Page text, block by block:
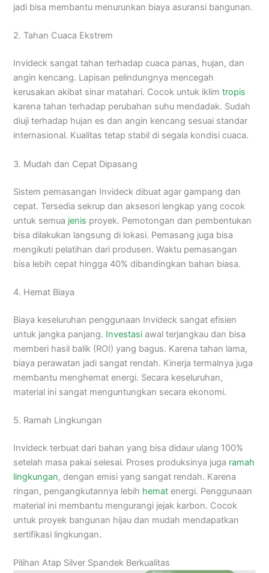
jadi bisa membantu menurunkan biaya asuransi bangunan.
2. Tahan Cuaca Ekstrem
Invideck sangat tahan terhadap cuaca panas, hujan, dan
angin kencang. Lapisan pelindungnya mencegah
kerusakan akibat sinar matahari. Cocok untuk iklimtropis
karena tahan terhadap perubahan suhu mendadak. Sudah
diuji terhadap hujan es dan angin kencang sesuai standar
internasional. Kualitas tetap stabil di segala kondisi cuaca.
3. Mudah dan Cepat Dipasang
Sistem pemasangan Invideck dibuat agar gampang dan
cepat. Tersedia sekrup dan aksesori lengkap yang cocok
untuk semua jenis proyek. Pemotongan dan pembentukan
bisa dilakukan langsung di lokasi. Pemasang juga bisa
mengikuti pelatihan dari produsen. Waktu pemasangan
bisa lebih cepat hingga 40% dibandingkan bahan biasa.
4. Hemat Biaya
Biaya keseluruhan penggunaan Invideck sangat efisien
untuk jangka panjang. Investasi awal terjangkau dan bisa
memberi hasil balik (ROI) yang bagus. Karena tahan lama,
biaya perawatan jadi sangat rendah. Kinerja termalnya juga
membantu menghemat energi. Secara keseluruhan,
material ini sangat menguntungkan secara ekonomi.
5. Ramah Lingkungan
Invideck terbuat dari bahan yang bisa didaur ulang 100%
setelah masa pakai selesai. Proses produksinya juga ramah
lingkungan, dengan emisi yang sangat rendah. Karena
ringan, pengangkutannya lebih hemat energi. Penggunaan
material ini membantu mengurangi jejak karbon. Cocok
untuk proyek bangunan hijau dan mudah mendapatkan
sertifikasi lingkungan.
Pilihan Atap Silver Spandek Berkualitas